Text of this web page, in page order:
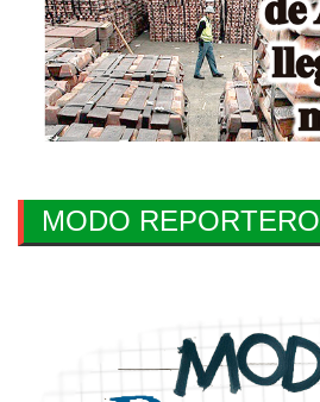
MODO REPORTERO